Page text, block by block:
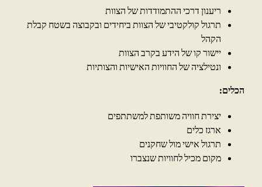
ריענון דרכי ההתמודדות של הצוות
תרגול קולקטיבי של הצוות ביחידים ובקבוצה בשטח קבלת
הקהל
יישור קו של הידע בקרב הצוות
ונטילציה של החוויות האישיות והצותיות
הכלים:
יצירת חוויה משותפת למשתתפים
ארגז כלים
תרגול אישי מול שחקנים
מקום מכיל לחוויות שנצברו